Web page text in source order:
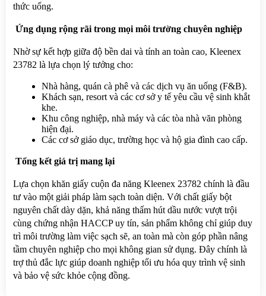
thức uống.
Ứng dụng rộng rãi trong mọi môi trường chuyên nghiệp
Nhờ sự kết hợp giữa độ bền dai và tính an toàn cao, Kleenex
23782 là lựa chọn lý tưởng cho:
Nhà hàng, quán cà phê và các dịch vụ ăn uống (F&B).
Khách sạn, resort và các cơ sở y tế yêu cầu vệ sinh khắt
khe.
Khu công nghiệp, nhà máy và các tòa nhà văn phòng
hiện đại.
Các cơ sở giáo dục, trường học và hộ gia đình cao cấp.
Tổng kết giá trị mang lại
Lựa chọn khăn giấy cuộn đa năng Kleenex 23782 chính là đầu
tư vào một giải pháp làm sạch toàn diện. Với chất giấy bột
nguyên chất dày dặn, khả năng thấm hút dầu nước vượt trội
cùng chứng nhận HACCP uy tín, sản phẩm không chỉ giúp duy
trì môi trường làm việc sạch sẽ, an toàn mà còn góp phần nâng
tầm chuyên nghiệp cho mọi không gian sử dụng. Đây chính là
trợ thủ đắc lực giúp doanh nghiệp tối ưu hóa quy trình vệ sinh
và bảo vệ sức khỏe cộng đồng.